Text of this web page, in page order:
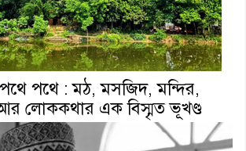
পথে : মঠ, মসজিদ, মন্দির,
লোককথার এক বিস্মৃত ভূখণ্ড